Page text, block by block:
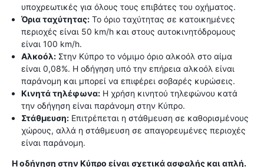
υποχρεωτικές για όλους τους επιβάτες του οχήματος.
Όρια ταχύτητας: Το όριο ταχύτητας σε κατοικημένες
περιοχές είναι 50 km/h και στους αυτοκινητόδρομους
είναι 100 km/h.
Αλκοόλ: Στην Κύπρο το νόμιμο όριο αλκοόλ στο αίμα
είναι 0,08%. Η οδήγηση υπό την επήρεια αλκοόλ είναι
παράνομη και μπορεί να επιφέρει σοβαρές κυρώσεις.
Κινητά τηλέφωνα: Η χρήση κινητού τηλεφώνου κατά
την οδήγηση είναι παράνομη στην Κύπρο.
Στάθμευση: Επιτρέπεται η στάθμευση σε καθορισμένους
χώρους, αλλά η στάθμευση σε απαγορευμένες περιοχές
είναι παράνομη.
Η οδήγηση στην Κύπρο είναι σχετικά ασφαλής και απλή.